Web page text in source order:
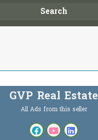
Search
GVP Real Estate
All Ads from this seller